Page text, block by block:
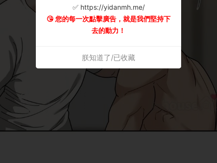
✅ https://yidanmh.me/
😘 您的每一次點擊廣告，就是我們堅持下
去的動力！
朕知道了/已收藏